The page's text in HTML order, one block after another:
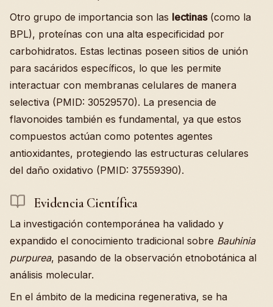
Otro grupo de importancia son las lectinas(como la
BPL), proteínas con una alta especificidad por
carbohidratos. Estas lectinas poseen sitios de unión
para sacáridos específicos, lo que les permite
interactuar con membranas celulares de manera
selectiva (PMID: 30529570). La presencia de
flavonoides también es fundamental, ya que estos
compuestos actúan como potentes agentes
antioxidantes, protegiendo las estructuras celulares
del daño oxidativo (PMID: 37559390).
Evidencia Científica
La investigación contemporánea ha validado y
expandido el conocimiento tradicional sobre Bauhinia
purpurea, pasando de la observación etnobotánica al
análisis molecular.
En el ámbito de la medicina regenerativa, se ha